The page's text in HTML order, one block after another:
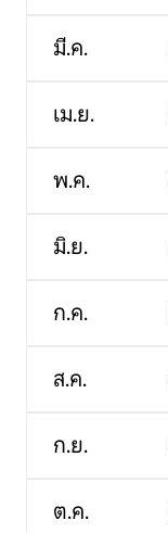
มี.ค.
เม.ย.
พ.ค.
มิ.ย.
ก.ค.
ส.ค.
ก.ย.
ต.ค.